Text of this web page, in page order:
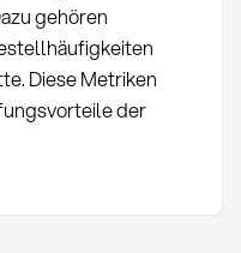
gehören
Diese Metriken
der